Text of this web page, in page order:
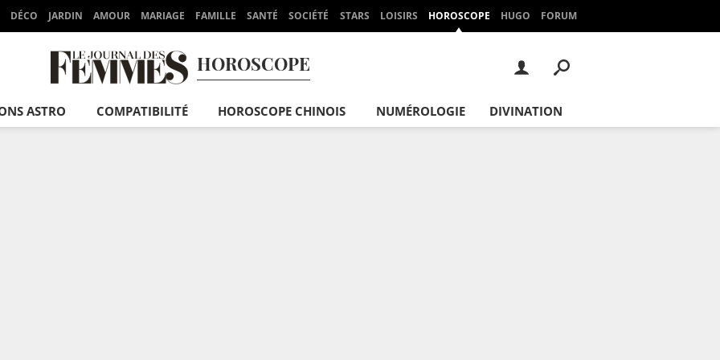
DÉCO JARDIN AMOUR MARIAGE FAMILLE SANTÉ SOCIÉTÉ STARS LOISIRS HOROSCOPE HUGO FORUM
HOROSCOPE
ASTRO COMPATIBILITÉ HOROSCOPE CHINOIS NUMÉROLOGIE DIVINATION